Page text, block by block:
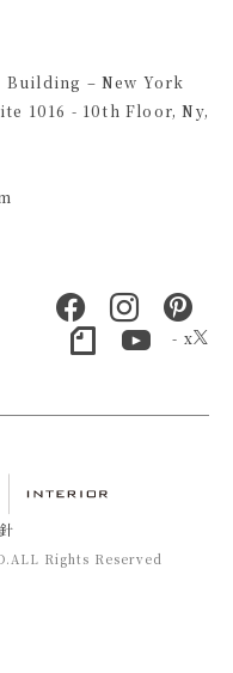
Building – New York
1016 - 10th Floor, Ny,
- x
Rights Reserved